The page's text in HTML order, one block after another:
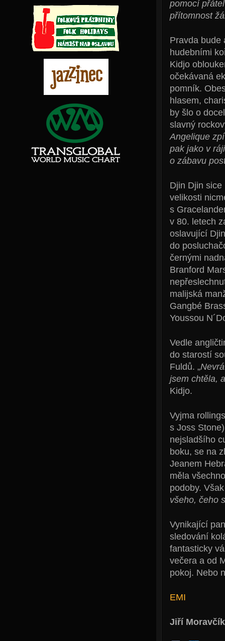
pomocí
přítomnost
Pravda bude
hudebními
Kidjo
očekávaná
pomník.
hlasem,
by šlo o
slavný
Angelique
pak jako v
o zábavu
Djin Djin
velikosti
s
v 80. letech
oslavující
do
černými
Branford
malijská
Gangbé
Youssou
Vedle
do starostí
Fuldů. „
jsem chtěla,
Kidjo.
Vyjma
s Joss
nejsladšího
boku, se na
Jeanem
měla
podoby.
všeho, čeho
Vynikající
sledování
fantasticky
večera a od
pokoj. Nebo
EMI
Jiří Moravčík